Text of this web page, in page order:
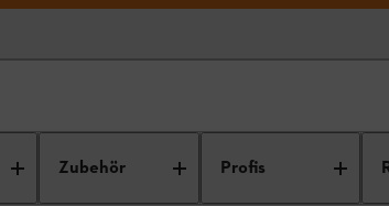
Zubehör Profis